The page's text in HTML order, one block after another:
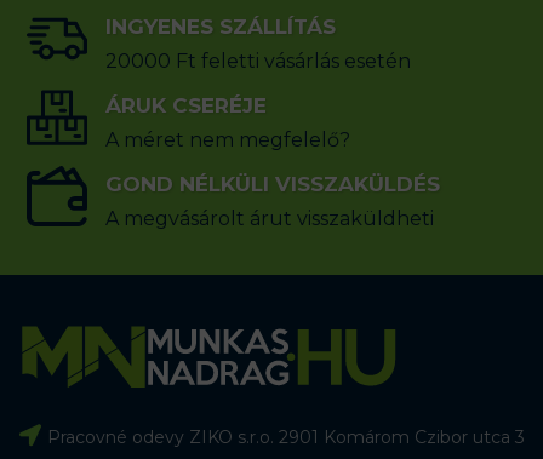
INGYENES SZÁLLÍTÁS
20000 Ft feletti vásárlás esetén
ÁRUK CSERÉJE
A méret nem megfelelő?
GOND NÉLKÜLI VISSZAKÜLDÉS
A megvásárolt árut visszaküldheti
Pracovné odevy ZIKO s.r.o. 2901 Komárom Czibor utca 3